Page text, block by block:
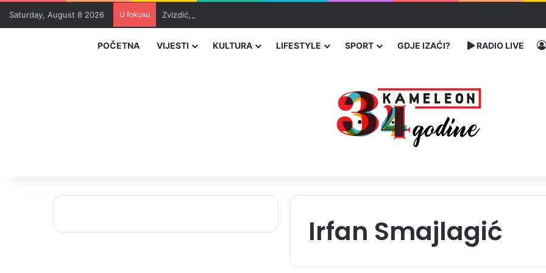
Saturday, August 8 2026 U fokusu Zvizdić, Magazinović i Kojović traže poseban status za Memorijalni centar Srebrenica
POČETNA VIJESTI KULTURA LIFESTYLE SPORT GDJE IZAĆI? RADIO LIVE
Irfan Smajlagić